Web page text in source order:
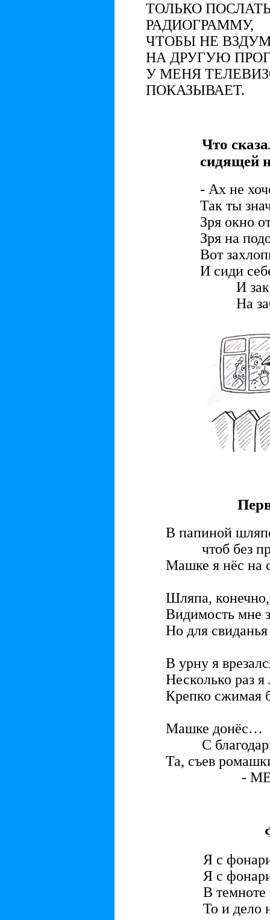
ТОЛЬКО
РАДИОГРАММУ,
ЧТОБЫ НЕ
НА ДРУГУЮ
У МЕНЯ
ПОКАЗЫВАЕТ.
Что
сидящей
- Ах не
Так ты
Зря окно
Зря на
Вот
И сиди
И
На
В папиной
чтоб без
Машке я нёс на
Шляпа,
Видимость мне
Но для
В урну я
Несколько раз
Крепко сжимая
Машке донёс…
С
Та, съев
- МЕ-Е-
Я с
Я с
В темноте
То и дело